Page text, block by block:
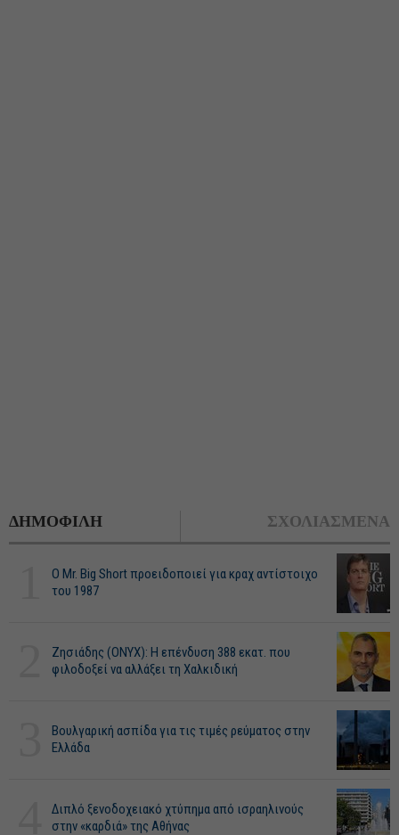
ΔΗΜΟΦΙΛΗ ΣΧΟΛΙΑΣΜΕΝΑ
O Mr. Big Short προειδοποιεί για κραχ αντίστοιχο
του 1987
Ζησιάδης (ONYX): Η επένδυση 388 εκατ. που
φιλοδοξεί να αλλάξει τη Χαλκιδική
Βουλγαρική ασπίδα για τις τιμές ρεύματος στην
Ελλάδα
Διπλό ξενοδοχειακό χτύπημα από ισραηλινούς
στην «καρδιά» της Αθήνας